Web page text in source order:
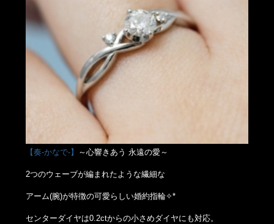
【奏-かなで-】 ～心響きあう 永遠の愛～
2つのウェーブが編まれたような繊細な
アーム(腕)が特徴の可愛らしい婚約指輪✧*
センターダイヤは0.2ctからの小さめダイヤにも対応。